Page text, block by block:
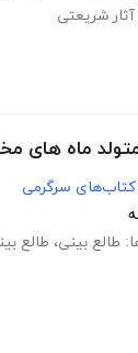
شریعتی
ماه های
کتاب‌های سرگرمی
طالع بینی، طالع